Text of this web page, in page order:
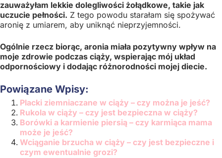
zauważyłam lekkie dolegliwości żołądkowe, takie jak
uczucie pełności. Z tego powodu starałam się spożywać
aronię z umiarem, aby uniknąć nieprzyjemności.
Ogólnie rzecz biorąc, aronia miała pozytywny wpływ na
moje zdrowie podczas ciąży, wspierając mój układ
odpornościowy i dodając różnorodności mojej diecie.
Powiązane Wpisy:
Placki ziemniaczane w ciąży – czy można je jeść?
Rukola w ciąży – czy jest bezpieczna w ciąży?
Borówki a karmienie piersią – czy karmiąca mama
może je jeść?
Wciąganie brzucha w ciąży – czy jest bezpieczne i
czym ewentualnie grozi?